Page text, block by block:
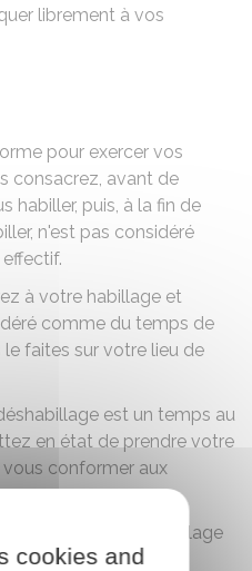
librement à vos
pour exercer vos
consacrez, avant de
habiller, puis, à la fin de
n'est pas considéré
à votre habillage et
comme du temps de
faites sur votre lieu de
est un temps au
en état de prendre votre
conformer aux
et de déshabillage
déjà pris votre
cookies and